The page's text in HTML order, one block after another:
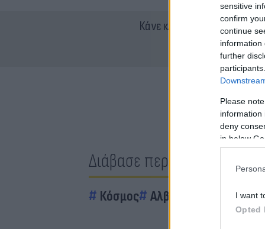
sensitive
confirm
continue
information
further
Please
information
deny
in below
I want
Opted
Κάνε κλικ και δες
Διάβασε περισσότερα
Κόσμος Αλβανία Φωτιές